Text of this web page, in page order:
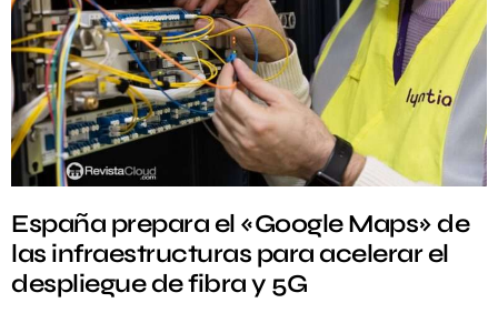
España prepara el «Google Maps» de
las infraestructuras para acelerar el
despliegue de fibra y 5G